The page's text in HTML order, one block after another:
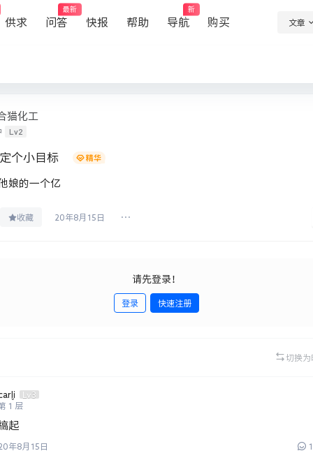
供求 问答
最新
快报 帮助 导航
新
购买 文章
猫化工
Lv2
个小目标
娘的一个亿
收藏 20年8月15日
请先登录！
登录
快速注册
切换为
Lv3
1 层
起
年8月15日 1